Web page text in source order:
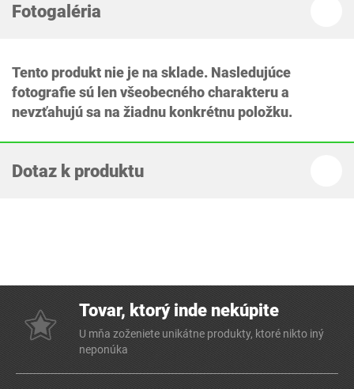
Fotogaléria
Tento produkt nie je na sklade. Nasledujúce
fotografie sú len všeobecného charakteru a
nevzťahujú sa na žiadnu konkrétnu položku.
Dotaz k produktu
Tovar, ktorý inde nekúpite
U mňa zoženiete unikátne produkty, ktoré nikto iný
neponúka